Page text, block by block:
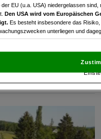
der EU (u.a. USA) niedergelassen
Den USA wird vom Europäischen
Es besteht insbesondere das
unterliegen und
gegen die Verarbeitung auf der
die sich auf jeder Seite
genauer Standortdaten.
Informationen auf einem Endgerät.
von Inhalten,